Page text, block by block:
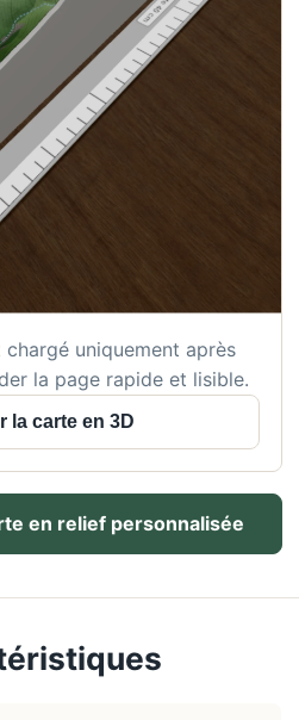
uniquement après
la page rapide et lisible.
la carte en 3D
en relief personnalisée